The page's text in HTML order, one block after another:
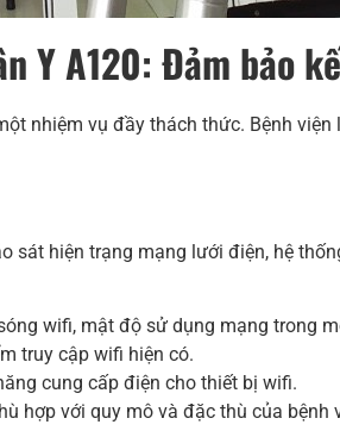
Y A120: Đảm bảo
nhiệm vụ đầy thách thức. Bệnh
sát hiện trạng mạng lưới điện, hệ
wifi, mật độ sử dụng mạng trong
truy cập wifi hiện có.
cung cấp điện cho thiết bị wifi.
hợp với quy mô và đặc thù của bệnh